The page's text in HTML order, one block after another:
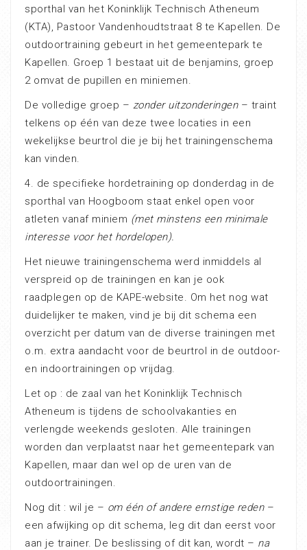
sporthal van het Koninklijk Technisch Atheneum
(KTA), Pastoor Vandenhoudtstraat 8 te Kapellen. De
outdoortraining gebeurt in het gemeentepark te
Kapellen. Groep 1 bestaat uit de benjamins, groep
2 omvat de pupillen en miniemen.
De volledige groep – zonder uitzonderingen– traint
telkens op één van deze twee locaties in een
wekelijkse beurtrol die je bij het trainingenschema
kan vinden.
4. de specifieke hordetraining op donderdag in de
sporthal van Hoogboom staat enkel open voor
atleten vanaf miniem (met minstens een minimale
interesse voor het hordelopen).
Het nieuwe trainingenschema werd inmiddels al
verspreid op de trainingen en kan je ook
raadplegen op de KAPE-website. Om het nog wat
duidelijker te maken, vind je bij dit schema een
overzicht per datum van de diverse trainingen met
o.m. extra aandacht voor de beurtrol in de outdoor-
en indoortrainingen op vrijdag.
Let op : de zaal van het Koninklijk Technisch
Atheneum is tijdens de schoolvakanties en
verlengde weekends gesloten. Alle trainingen
worden dan verplaatst naar het gemeentepark van
Kapellen, maar dan wel op de uren van de
outdoortrainingen.
Nog dit : wil je – om één of andere ernstige reden–
een afwijking op dit schema, leg dit dan eerst voor
aan je trainer. De beslissing of dit kan, wordt – na